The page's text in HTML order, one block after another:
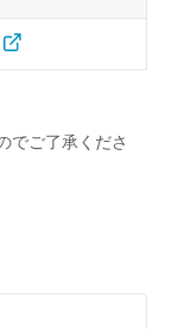
でご了承くださ